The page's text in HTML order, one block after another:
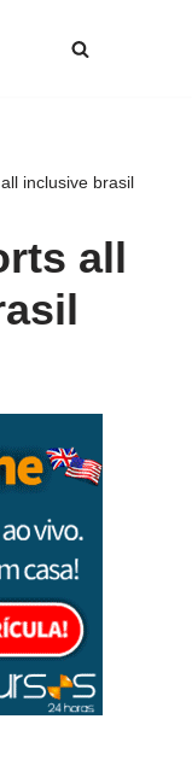
inclusive brasil
all